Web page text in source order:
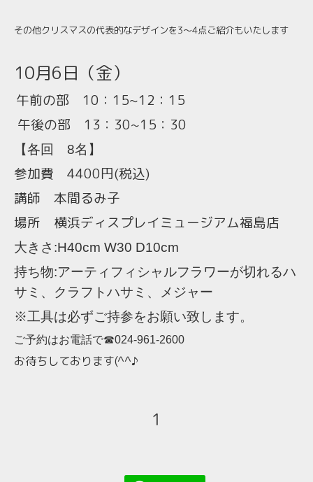
その他クリスマスの代表的なデザインを3〜4点ご紹介もいたします
10月6日（金）
午前の部 10：15~12：15
午後の部 13：30~15：30
【各回 8名】
参加費 4400円(税込)
講師 本間るみ子
場所 横浜ディスプレイミュージアム福島店
大きさ :H40cm W30 D10cm
持ち物:アーティフィシャルフラワーが切れるハ
サミ、クラフトハサミ 、
メジャー
※工具は必ずご持参をお願い致します。
ご予約はお電話で☎024-961-2600
お待ちしております(^^♪
1